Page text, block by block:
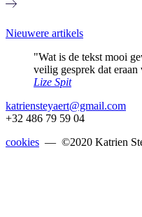
Nieuwere artikels
"Wat is de tekst mooi
veilig gesprek dat
Lize Spit
katriensteyaert@gmail.com
+32 486 79 59 04
cookies — ©2020 Katrien